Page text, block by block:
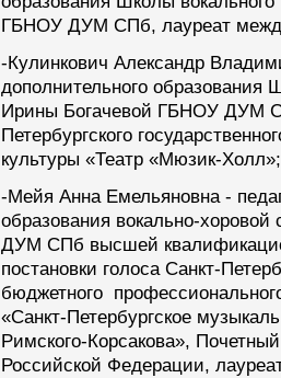
ГБНОУ ДУМ СПб, лауреат
-Кулинкович Александр
дополнительного образования
Ирины Богачевой ГБНОУ ДУМ
Петербургского
культуры «Театр «Мюзик-Холл»;
-Мейя Анна Емельяновна -
образования вокально-
ДУМ СПб высшей
постановки голоса Санкт-
бюджетного
«Санкт-Петербургское
Римского-Корсакова»,
Российской Федерации,